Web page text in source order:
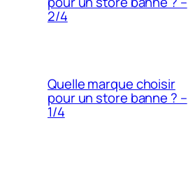
2/4
Quelle marque choisir
pour un store banne ? –
1/4